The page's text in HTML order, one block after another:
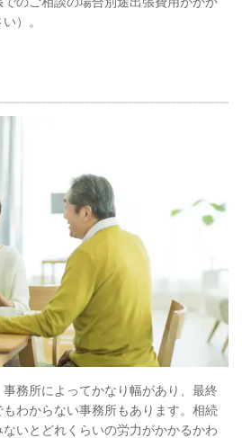
）。
務所によってかなり幅があり、最終
わからない事務所もあります。相続
いとどれくらいの労力がかかるかわ